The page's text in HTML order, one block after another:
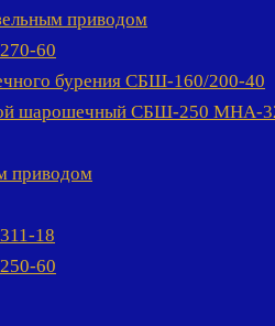
приводом
60
бурения СБШ-160/200-40
шарошечный СБШ-250 МНА-
приводом
18
60